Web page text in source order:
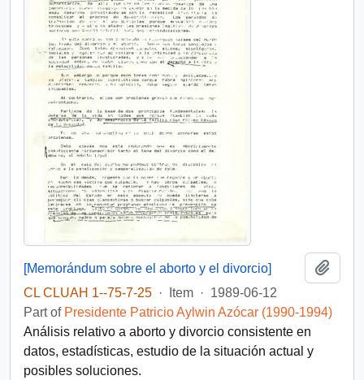
[Memorándum sobre el aborto y el divorcio]
CL CLUAH 1--75-7-25 · Item · 1989-06-12
Part of Presidente Patricio Aylwin Azócar (1990-1994)
Análisis relativo a aborto y divorcio consistente en
datos, estadísticas, estudio de la situación actual y
posibles soluciones.